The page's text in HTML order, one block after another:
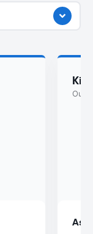
Kia
Ou
As